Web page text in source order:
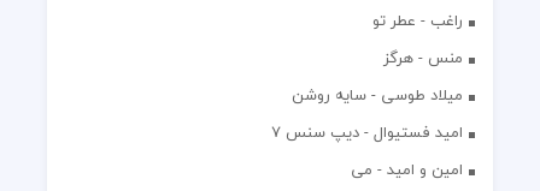
راغب - عطر تو
منس - هرگز
میلاد طوسی - سایه روشن
اميد فستيوال - ديپ سنس ۷
امین و امید - می